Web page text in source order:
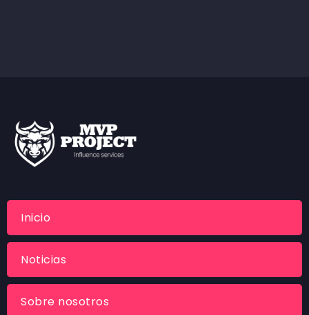
Inicio
Noticias
Sobre nosotros